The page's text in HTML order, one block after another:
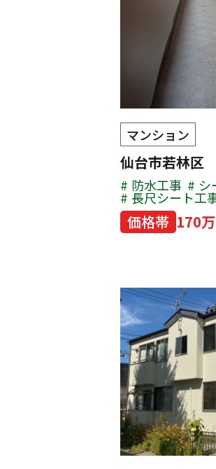
マンション
仙台市若林
防水工事 シ
長尺シート工
価格帯 170